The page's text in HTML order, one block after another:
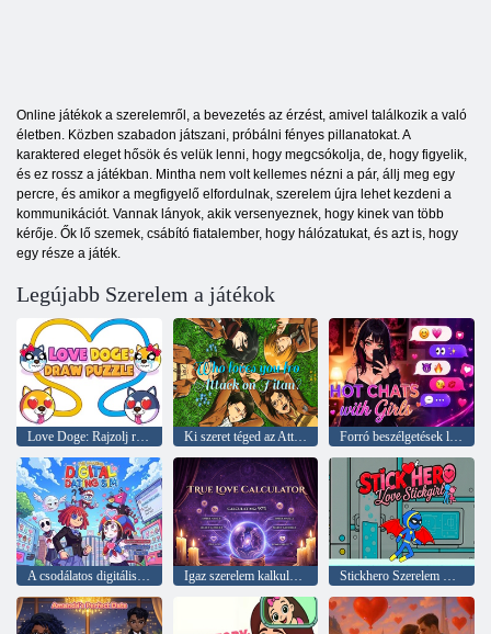
Online játékok a szerelemről, a bevezetés az érzést, amivel találkozik a való
életben. Közben szabadon játszani, próbálni fényes pillanatokat. A
karaktered eleget hősök és velük lenni, hogy megcsókolja, de, hogy figyelik,
és ez rossz a játékban. Mintha nem volt kellemes nézni a pár, állj meg egy
percre, és amikor a megfigyelő elfordulnak, szerelem újra lehet kezdeni a
kommunikációt. Vannak lányok, akik versenyeznek, hogy kinek van több
kérője. Ők lő szemek, csábító fiatalember, hogy hálózatukat, és azt is, hogy
egy része a játék.
Legújabb Szerelem a játékok
Love Doge: Rajzolj rejtvényt Ki szeret téged az Attack on Titanból? Forró beszélgetések lányokkal
A csodálatos digitális társkereső sim Igaz szerelem kalkulátor Stickhero Szerelem Stickgirl